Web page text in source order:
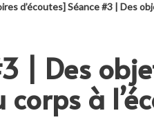
d’écoutes] Séance #3 | Des
| Des
à